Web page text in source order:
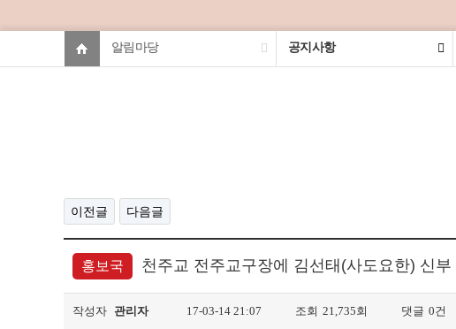
알림마당 공지사항
이전글 다음글
홍보국 천주교 전주교구장에 김선태(사도요한) 신부
작성자 관리자 17-03-14 21:07 조회 21,735회 댓글 0건